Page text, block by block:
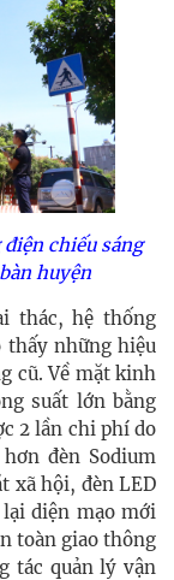
chiếu sáng
huyện
thác, hệ thống
thấy những hiệu
cũ. Về mặt kinh
suất lớn bằng
2 lần chi phí do
đèn Sodium
xã hội, đèn LED
diện mạo mới
toàn giao thông
tác quản lý vận